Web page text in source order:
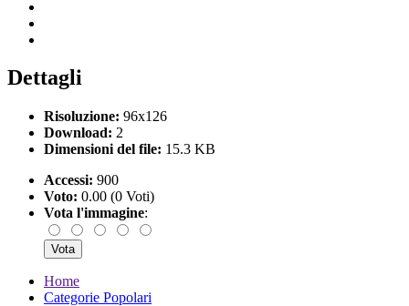
Dettagli
Risoluzione: 96x126
Download: 2
Dimensioni del file: 15.3 KB
Accessi: 900
Voto: 0.00 (0 Voti)
Vota l'immagine:
Home
Categorie Popolari